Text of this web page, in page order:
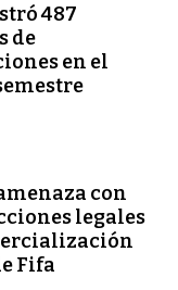
487
de
en el
con
legales
Fifa